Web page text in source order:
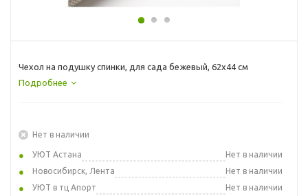
Чехол на подушку спинки, для сада бежевый, 62x44 см
Подробнее
Нет в наличии
УЮТ Астана
Нет в наличии
Новосибирск, Лента
Нет в наличии
УЮТ в тц Апорт
Нет в наличии